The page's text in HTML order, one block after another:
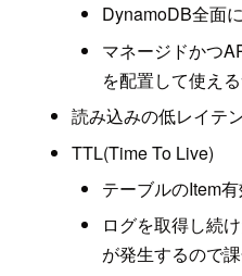
DynamoDB全面
マネージドかつ
を配置して使え
読み込みの低レイテ
TTL(Time To Live)
テーブルのItem
ログを取得し続
が発生するので